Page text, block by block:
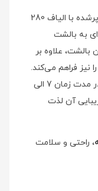
بالشت کودک طرح دختر دارای بالشتکی پرشده با الیاف 280
به بالشت
علاوه بر
نیز فراهم می‌کند.
با سفارش این بالشت، می‌توانید آن را در مدت زمان 7 الی
آن لذت
، راحتی و سلامت